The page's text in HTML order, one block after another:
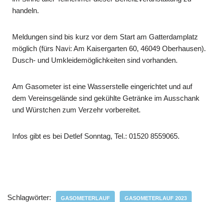
handeln.
Meldungen sind bis kurz vor dem Start am Gatterdamplatz
möglich (fürs Navi: Am Kaisergarten 60, 46049 Oberhausen).
Dusch- und Umkleidemöglichkeiten sind vorhanden.
Am Gasometer ist eine Wasserstelle eingerichtet und auf
dem Vereinsgelände sind gekühlte Getränke im Ausschank
und Würstchen zum Verzehr vorbereitet.
Infos gibt es bei Detlef Sonntag, Tel.: 01520 8559065.
Schlagwörter: GASOMETERLAUF GASOMETERLAUF 2023